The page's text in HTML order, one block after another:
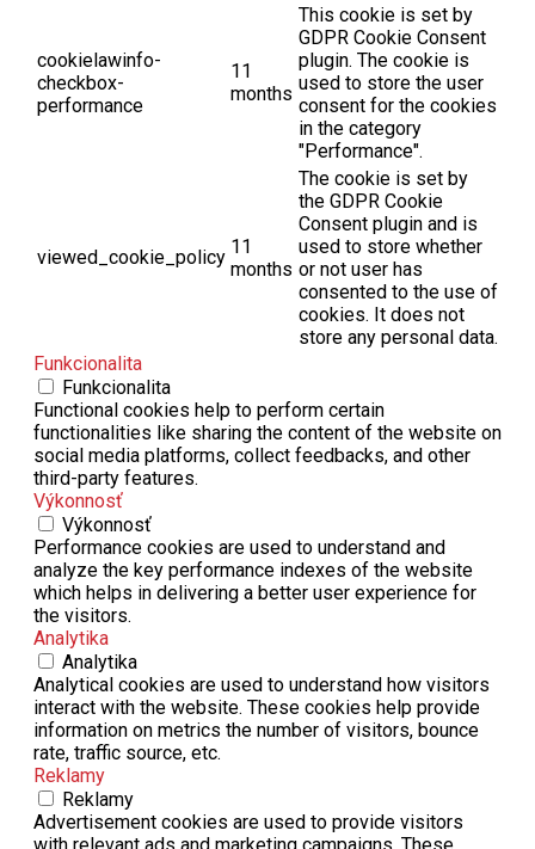
cookielawinfo-
checkbox-
performance
11
months
This cookie is set by
GDPR Cookie Consent
plugin. The cookie is
used to store the user
consent for the cookies
in the category
"Performance".
viewed_cookie_policy 11
months
The cookie is set by
the GDPR Cookie
Consent plugin and is
used to store whether
or not user has
consented to the use of
cookies. It does not
store any personal data.
Funkcionalita
Funkcionalita
Functional cookies help to perform certain
functionalities like sharing the content of the website on
social media platforms, collect feedbacks, and other
third-party features.
Výkonnosť
Výkonnosť
Performance cookies are used to understand and
analyze the key performance indexes of the website
which helps in delivering a better user experience for
the visitors.
Analytika
Analytika
Analytical cookies are used to understand how visitors
interact with the website. These cookies help provide
information on metrics the number of visitors, bounce
rate, traffic source, etc.
Reklamy
Reklamy
Advertisement cookies are used to provide visitors